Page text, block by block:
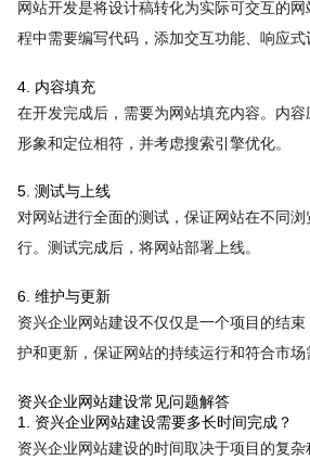
网站开发是将设计稿转化为实际可交互的
程中需要编写代码，添加交互功能、响应式
4. 内容填充
在开发完成后，需要为网站填充内容。内
形象和定位相符，并考虑搜索引擎优化。
5. 测试与上线
对网站进行全面的测试，保证网站在不同
行。测试完成后，将网站部署上线。
6. 维护与更新
资兴企业网站建设不仅仅是一个项目的结
护和更新，保证网站的持续运行和符合市场
资兴企业网站建设常见问题解答
1. 资兴企业网站建设需要多长时间完成？
资兴企业网站建设的时间取决于项目的复